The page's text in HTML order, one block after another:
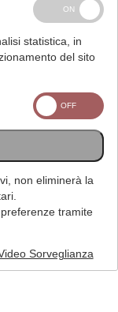
statistica, in
del sito
non eliminerà la
tramite
Sorveglianza